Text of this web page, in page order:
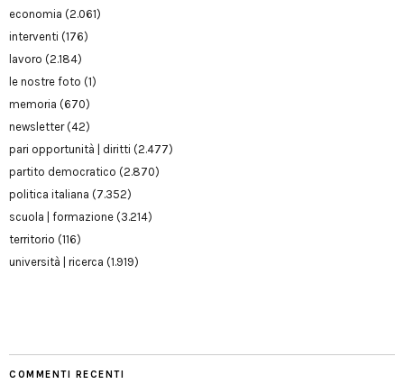
economia (2.061)
interventi (176)
lavoro (2.184)
le nostre foto (1)
memoria (670)
newsletter(42)
pari opportunità | diritti (2.477)
partito democratico (2.870)
politica italiana (7.352)
scuola | formazione (3.214)
territorio (116)
università | ricerca (1.919)
COMMENTI RECENTI